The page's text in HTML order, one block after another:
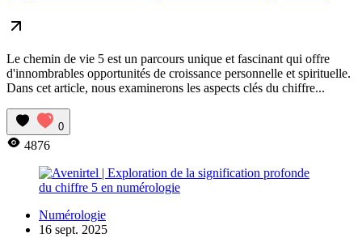
Le chemin de vie 5 est un parcours unique et fascinant qui offre
d'innombrables opportunités de croissance personnelle et spirituelle.
Dans cet article, nous examinerons les aspects clés du chiffre...
0
4876
Numérologie
16 sept. 2025